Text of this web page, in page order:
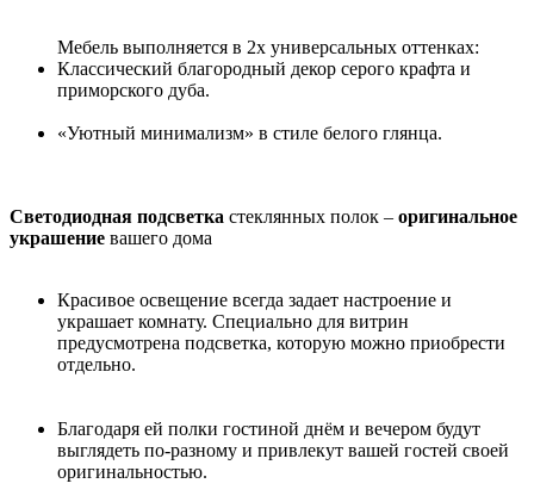
Мебель выполняется в 2х универсальных оттенках:
Классический благородный декор серого крафта и
приморского дуба.
«Уютный минимализм» в стиле белого глянца.
Светодиодная подсветка стеклянных полок – оригинальное
украшение вашего дома
Красивое освещение всегда задает настроение и
украшает комнату. Специально для витрин
предусмотрена подсветка, которую можно приобрести
отдельно.
Благодаря ей полки гостиной днём и вечером будут
выглядеть по-разному и привлекут вашей гостей своей
оригинальностью.